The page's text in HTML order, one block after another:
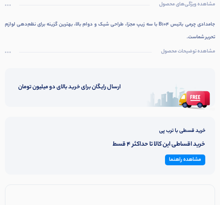
مشاهده ویژگی‌های محصول
جامدادی چرمی باتیس B104 با سه زیپ مجزا، طراحی شیک و دوام بالا، بهترین گزینه برای نظم‌دهی لوازم
تحریر شماست.
مشاهده توضیحات محصول
ارسال رایگان برای خرید بالای دو میلیون تومان
خرید قسطی با ترب پی
خرید اقساطی این کالا تا حداکثر 4 قسط
مشاهده راهنما